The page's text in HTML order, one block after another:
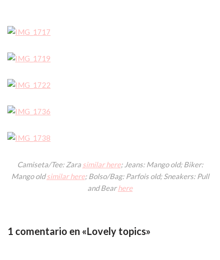
Camiseta/Tee: Zara similar here; Jeans: Mango old; Biker:
Mango oldsimilar here; Bolso/Bag: Parfois old; Sneakers: Pull
and Bearhere
1 comentario en «Lovely topics»